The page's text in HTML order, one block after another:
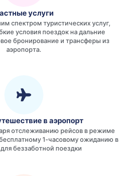
услуги
спектром туристических услуг,
условия поездок на дальние
бронирование и трансферы из
аэропорта.
в аэропорт
отслеживанию рейсов в режиме
1-часовому ожиданию в
беззаботной поездки